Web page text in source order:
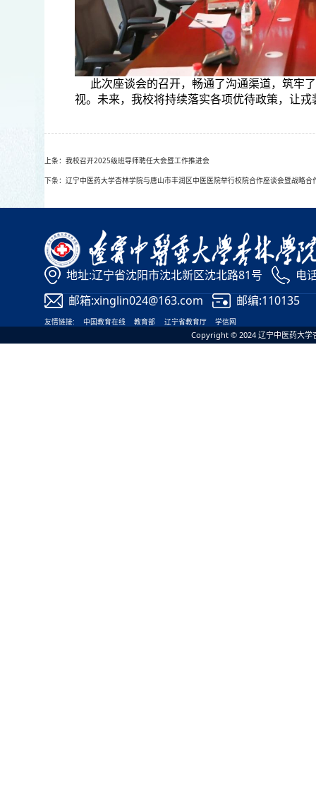
此次座谈会的召开，畅通了沟通渠道，筑牢
视。未来，我校将持续落实各项优待政策，让
上条：我校召开2025级班导师聘任大会暨工作推进会
下条：辽宁中医药大学杏林学院与唐山市丰润区中医医院举行校院合作座谈会暨战略合
地址:辽宁省沈阳市沈北新区沈北路81号
电
邮箱:xinglin024@163.com
邮编:110135
友情链接: 中国教育在线 教育部 辽宁省教育厅 学信网
Copyright © 2024 辽宁中医药大